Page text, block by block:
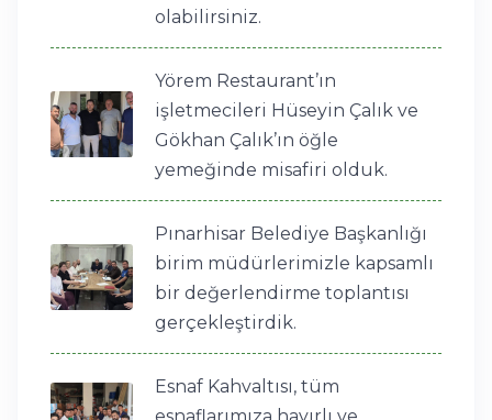
olabilirsiniz.
Yörem Restaurant’ın
işletmecileri Hüseyin Çalık ve
Gökhan Çalık’ın öğle
yemeğinde misafiri olduk.
Pınarhisar Belediye Başkanlığı
birim müdürlerimizle kapsamlı
bir değerlendirme toplantısı
gerçekleştirdik.
Esnaf Kahvaltısı, tüm